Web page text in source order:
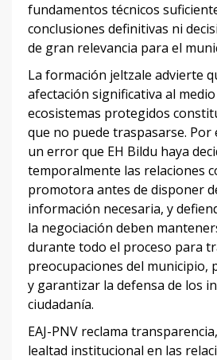
fundamentos técnicos
conclusiones definitivas ni
de gran relevancia para el
La formación jeltzale advierte
afectación significativa al
ecosistemas protegidos
que no puede traspasarse. Por
un error que EH Bildu haya
temporalmente las relaciones
promotora antes de disponer
información necesaria, y
la negociación deben
durante todo el proceso para
preocupaciones del municipio,
y garantizar la defensa de los
ciudadanía.
EAJ-PNV reclama
lealtad institucional en las